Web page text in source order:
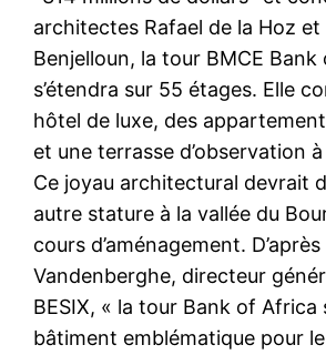
architectes Rafael de la Hoz et
Benjelloun, la tour BMCE Bank
s’étendra sur 55 étages. Elle
hôtel de luxe, des
et une terrasse d’observation
Ce joyau architectural devrait
autre stature à la vallée du
cours d’aménagement. D’après
Vandenberghe, directeur
BESIX, « la tour Bank of Africa
bâtiment emblématique pour